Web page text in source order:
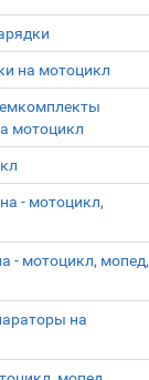
на мотоцикл
мотоцикл
- мотоцикл,
- мотоцикл, мопед,
на